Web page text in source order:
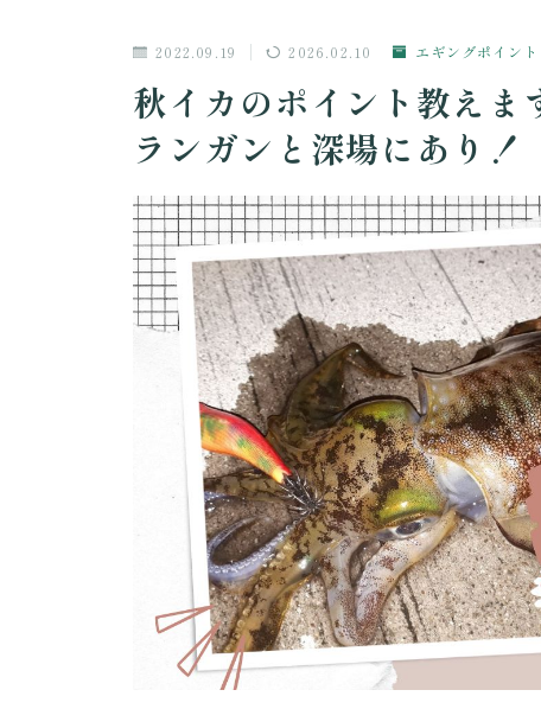
2022.09.19 2026.02.10 エギングポイント
秋イカのポイント教えま
ランガンと深場にあり！